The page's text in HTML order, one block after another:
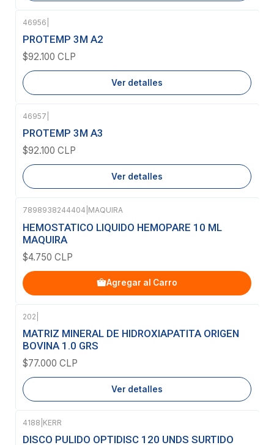
Agotado
46956
PROTEMP 3M A2
$92.100 CLP
Ver detalles
Agotado
46957
PROTEMP 3M A3
$92.100 CLP
Ver detalles
7898938244404 MAQUIRA
HEMOSTATICO LIQUIDO HEMOPARE 10 ML
MAQUIRA
$4.750 CLP
Agregar al Carro
Agotado
202
MATRIZ MINERAL DE HIDROXIAPATITA ORIGEN
BOVINA 1.0 GRS
$77.000 CLP
Ver detalles
-12%OFF
4188 KERR
DISCO PULIDO OPTIDISC 120 UNDS SURTIDO